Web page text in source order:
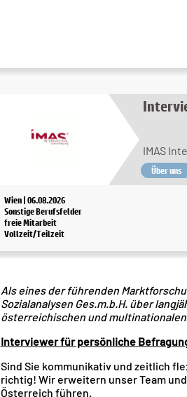
IMAS
Über uns
Wien | 06.08.2026
Sonstige Berufsfelder
freie Mitarbeit
Vollzeit/Teilzeit
Als eines der führenden
Sozialanalysen Ges.m.b.H. über
österreichischen und
Interviewer für persönliche
Sind Sie kommunikativ und zeitlich
richtig! Wir erweitern unser Team
Österreich führen.